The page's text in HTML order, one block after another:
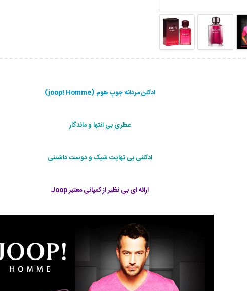
ادکلن مردانه جوپ هوم (joop! Homme)
عطری بی انتها و ماندگار
ادکلنی بی نهایت شیک و دوست داشتنی
ارائه ای بی نظیر از کمپانی معتبر Joop